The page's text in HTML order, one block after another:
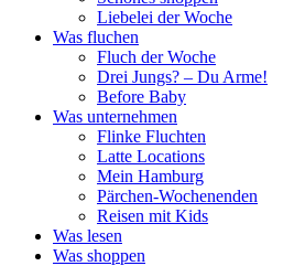
Liebelei der Woche
Was fluchen
Fluch der Woche
Drei Jungs? – Du Arme!
Before Baby
Was unternehmen
Flinke Fluchten
Latte Locations
Mein Hamburg
Pärchen-Wochenenden
Reisen mit Kids
Was lesen
Was shoppen